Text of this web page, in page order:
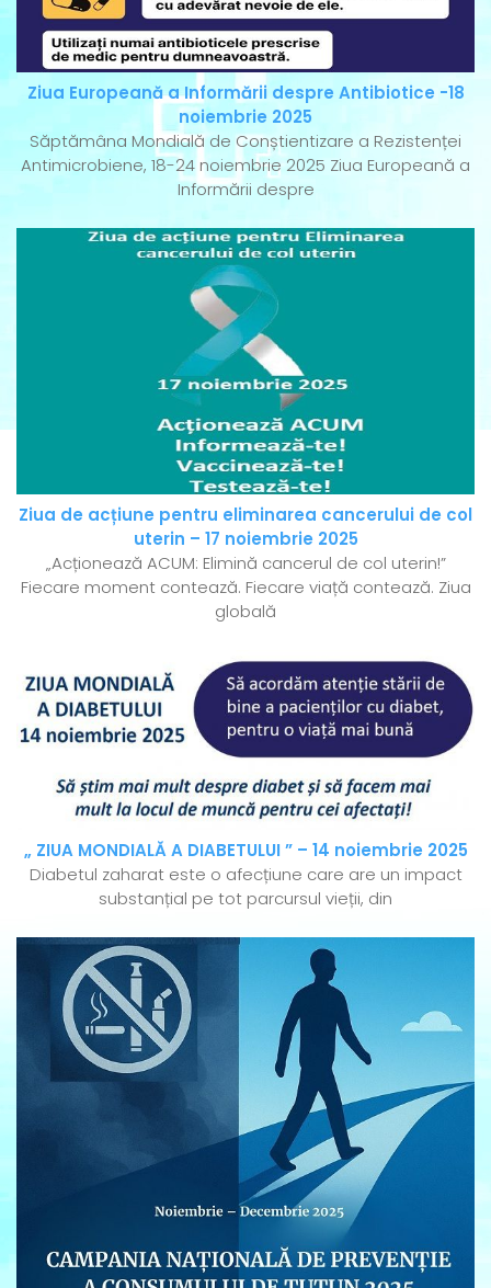
Ziua Europeană a Informării despre Antibiotice -18
noiembrie 2025
Săptămâna Mondială de Conștientizare a Rezistenței
Antimicrobiene, 18-24 noiembrie 2025 Ziua Europeană a
Informării despre
Ziua de acțiune pentru eliminarea cancerului de col
uterin – 17 noiembrie 2025
„Acționează ACUM: Elimină cancerul de col uterin!”
Fiecare moment contează. Fiecare viață contează. Ziua
globală
„ ZIUA MONDIALĂ A DIABETULUI ” – 14 noiembrie 2025
Diabetul zaharat este o afecțiune care are un impact
substanțial pe tot parcursul vieții, din